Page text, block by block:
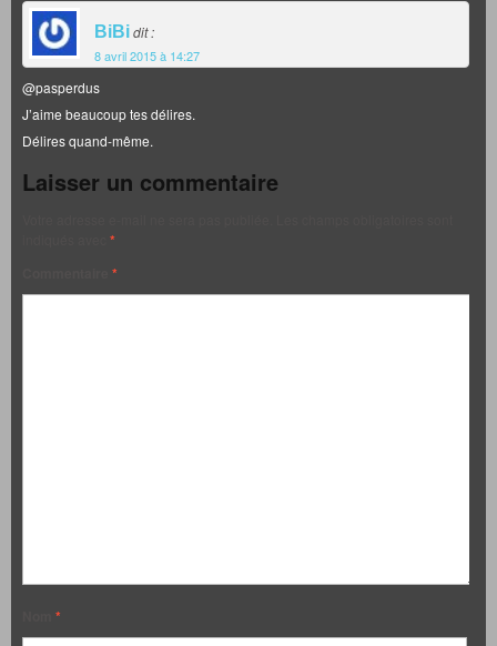
BiBidit :
8 avril 2015 à 14:27
@pasperdus
J’aime beaucoup tes délires.
Délires quand-même.
Laisser un commentaire
*
*
*